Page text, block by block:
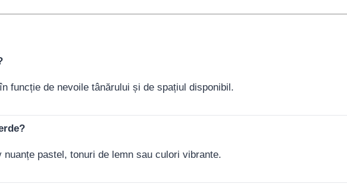
funcție de nevoile tânărului și de spațiul disponibil.
pastel, tonuri de lemn sau culori vibrante.